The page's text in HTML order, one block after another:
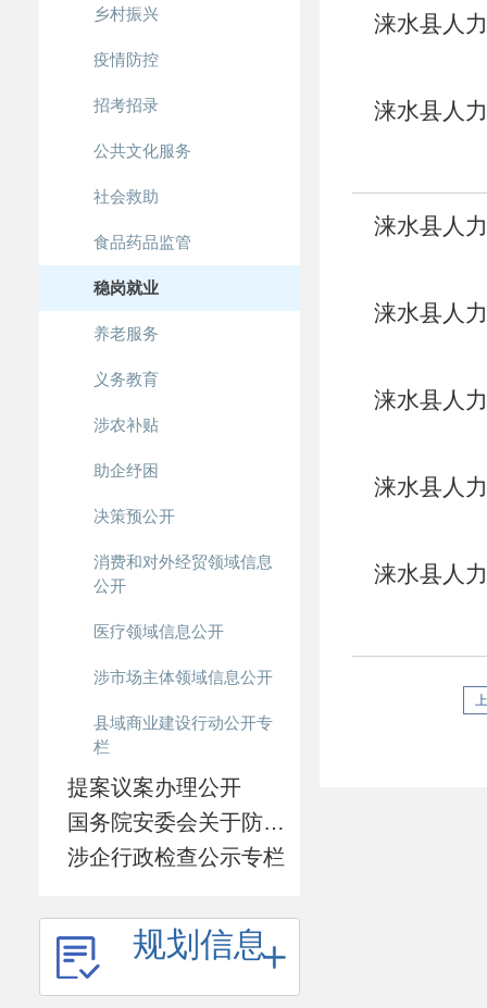
乡村振兴
疫情防控
招考招录
公共文化服务
社会救助
食品药品监管
稳岗就业
养老服务
义务教育
涉农补贴
助企纾困
决策预公开
消费和对外经贸领域信息
公开
医疗领域信息公开
涉市场主体领域信息公开
县域商业建设行动公开专
栏
提案议案办理公开
国务院安委会关于防范遏制矿山领域重特大生产安全事故的硬措施专栏
涉企行政检查公示专栏
规划信息
涞水县人
涞水县人
涞水县人
示
涞水县人
涞水县人
涞水县人
涞水县人